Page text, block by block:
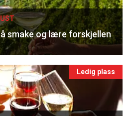
smake og lære forskjellen
Ledig plass